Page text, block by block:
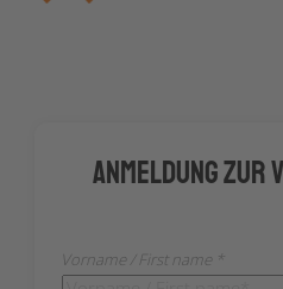
Anmeldung zur
Vorname / First name *